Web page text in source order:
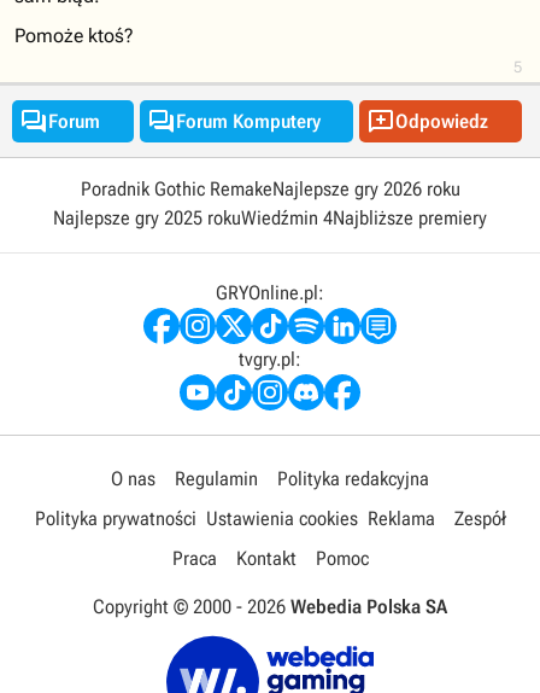
5
Pomoże ktoś?
Forum Forum Komputery Odpowiedz
Poradnik Gothic RemakeNajlepsze gry 2026 roku
Najlepsze gry 2025 rokuWiedźmin 4Najbliższe premiery
GRYOnline.pl:
tvgry.pl:
O nas Regulamin
Polityka redakcyjna
Polityka prywatności Ustawienia cookies Reklama
Zespół
Praca
Kontakt Pomoc
Copyright © 2000 - 2026 Webedia Polska SA